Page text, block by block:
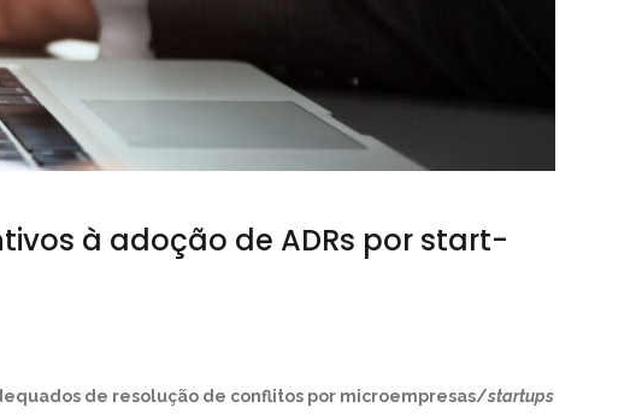
à adoção de ADRs por start-
de resolução de conflitos por microempresas/startups